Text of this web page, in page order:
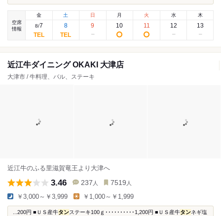
空席
情報
金
8/7
土
8
日
9
月
10
火
11
水
12
木
13
近江牛ダイニング OKAKI 大津店
大津市 / 牛料理、バル、ステーキ
近江牛のふる里滋賀竜王より大津へ
3.46 237 人 7519 人
￥3,000～￥3,999 ￥1,000～￥1,999
...200円 ■ＵＳ産牛タンステーキ100ｇ･･････････1,200円 ■ＵＳ産牛タンネギ塩